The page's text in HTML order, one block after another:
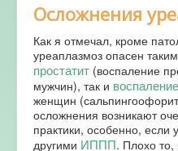
Осложнения
Как я отмечал, кроме
уреаплазмоз опасен
простатит (воспаление
мужчин), так и
женщин
осложнения возникают
практики, особенно, если
другими ИППП. Плохо то,